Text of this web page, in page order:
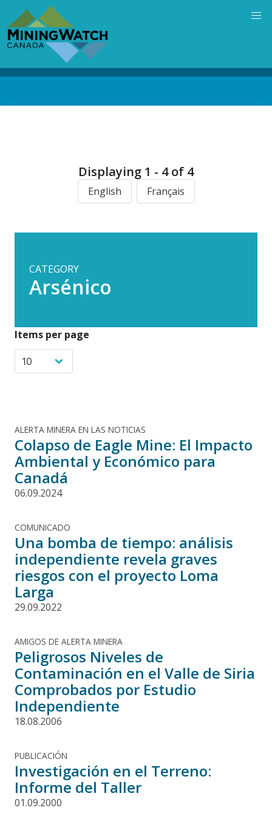
main
content
Displaying 1 - 4 of 4
English Français
CATEGORY
Arsénico
Items per page
ALERTA MINERA EN LAS NOTICIAS
Colapso de Eagle Mine: El Impacto
Ambiental y Económico para
Canadá
06.09.2024
COMUNICADO
Una bomba de tiempo: análisis
independiente revela graves
riesgos con el proyecto Loma
Larga
29.09.2022
AMIGOS DE ALERTA MINERA
Peligrosos Niveles de
Contaminación en el Valle de Siria
Comprobados por Estudio
Independiente
18.08.2006
PUBLICACIÓN
Investigación en el Terreno:
Informe del Taller
01.09.2000